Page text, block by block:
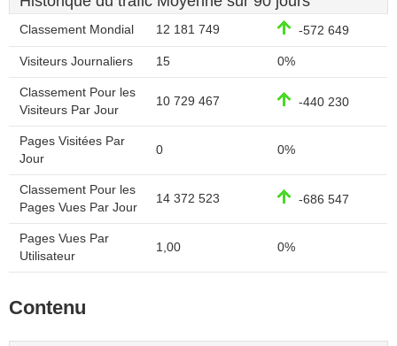
Classement Mondial 12 181 749 -572 649
Visiteurs Journaliers 15 0%
Classement Pour les
Visiteurs Par Jour
10 729 467 -440 230
Pages Visitées Par
Jour
0 0%
Classement Pour les
Pages Vues Par Jour
14 372 523 -686 547
Pages Vues Par
Utilisateur
1,00 0%
Contenu